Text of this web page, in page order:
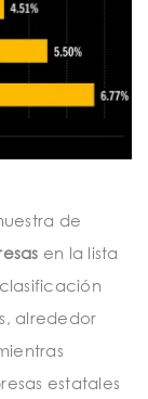
de
en la lista
alrededor
estatales